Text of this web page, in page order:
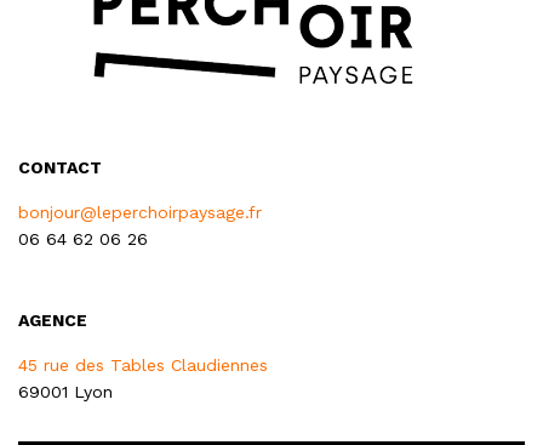
CONTACT
bonjour@leperchoirpaysage.fr
06 64 62 06 26
AGENCE
45 rue des Tables Claudiennes
69001 Lyon